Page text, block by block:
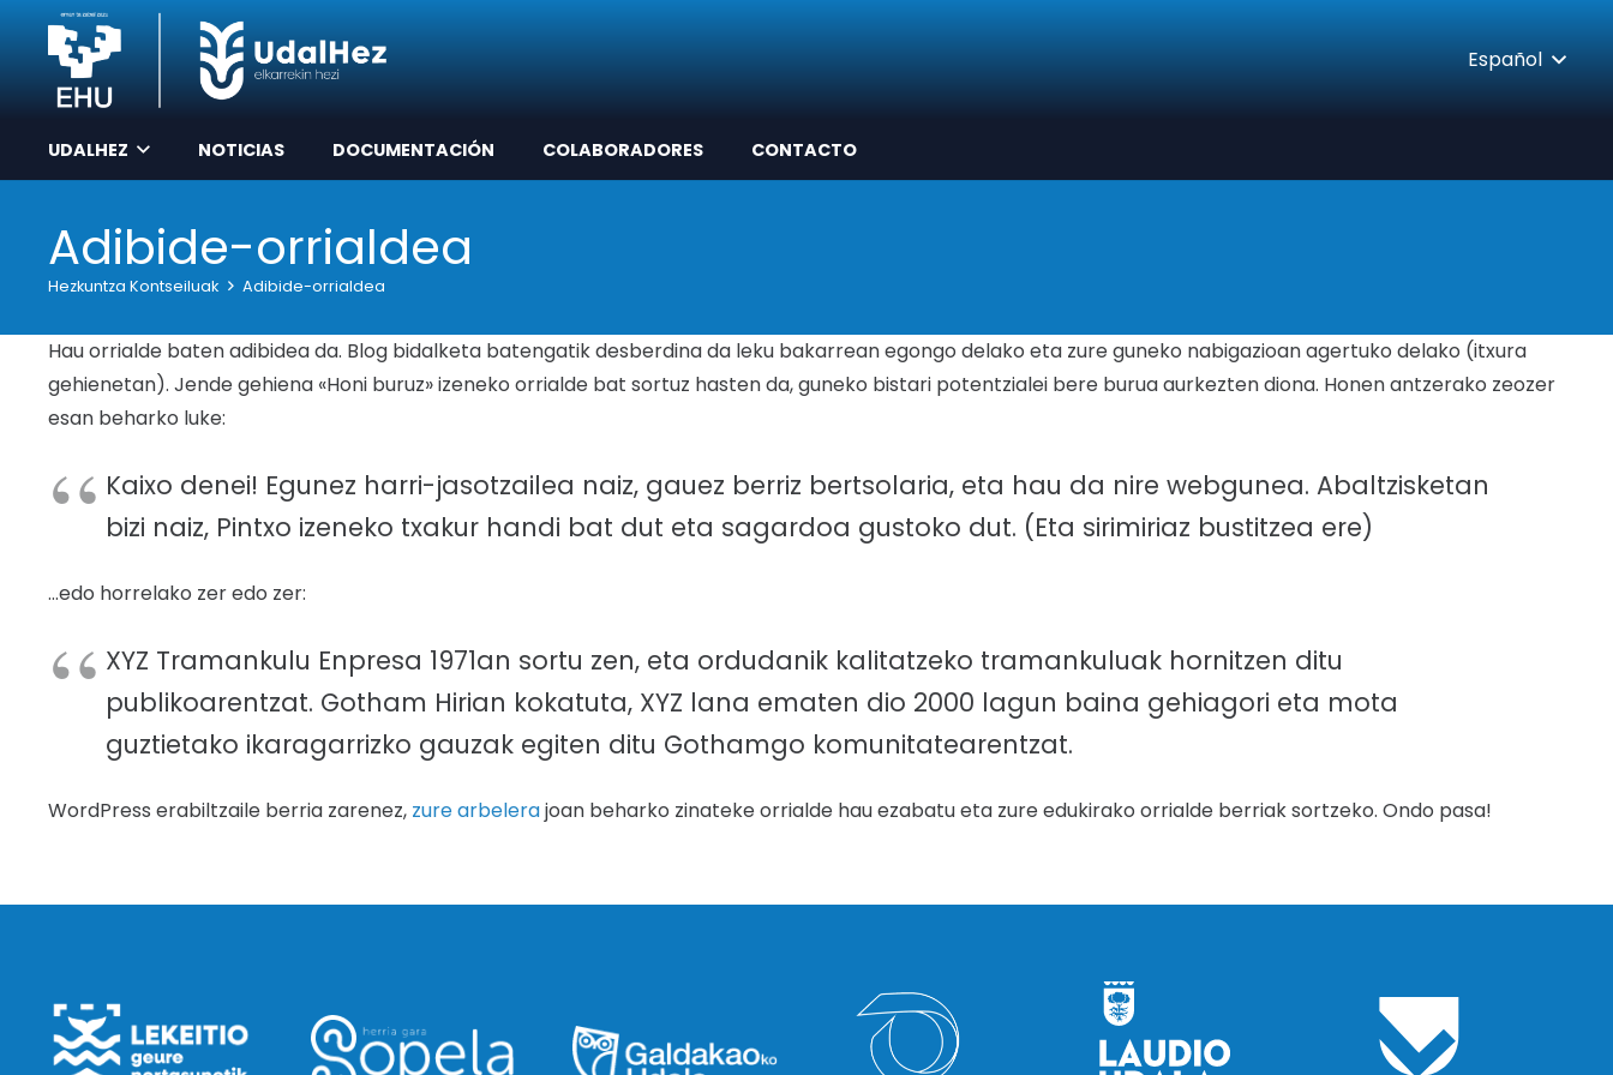
Español
UDALHEZ NOTICIAS DOCUMENTACIÓN COLABORADORES CONTACTO
Adibide-orrialdea
Hezkuntza Kontseiluak Adibide-orrialdea
Hau orrialde baten adibidea da. Blog bidalketa batengatik desberdina da leku bakarrean egongo delako eta zure guneko nabigazioan agertuko delako (itxura
gehienetan). Jende gehiena «Honi buruz» izeneko orrialde bat sortuz hasten da, guneko bistari potentzialei bere burua aurkezten diona. Honen antzerako zeozer
esan beharko luke:
Kaixo denei! Egunez harri-jasotzailea naiz, gauez berriz bertsolaria, eta hau da nire webgunea. Abaltzisketan
bizi naiz, Pintxo izeneko txakur handi bat dut eta sagardoa gustoko dut. (Eta sirimiriaz bustitzea ere)
…edo horrelako zer edo zer:
XYZ Tramankulu Enpresa 1971an sortu zen, eta ordudanik kalitatzeko tramankuluak hornitzen ditu
publikoarentzat. Gotham Hirian kokatuta, XYZ lana ematen dio 2000 lagun baina gehiagori eta mota
guztietako ikaragarrizko gauzak egiten ditu Gothamgo komunitatearentzat.
WordPress erabiltzaile berria zarenez, zure arbelerajoan beharko zinateke orrialde hau ezabatu eta zure edukirako orrialde berriak sortzeko. Ondo pasa!